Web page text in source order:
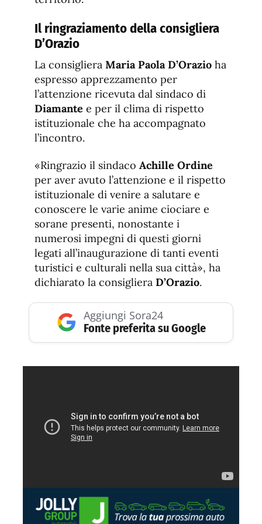
Il ringraziamento della consigliera
D’Orazio
La consigliera Maria Paola D’Orazio ha
espresso apprezzamento per
l’attenzione ricevuta dal sindaco di
Diamante e per il clima di rispetto
istituzionale che ha accompagnato
l’incontro.
«Ringrazio il sindaco Achille Ordine
per aver avuto l’attenzione e il rispetto
istituzionale di venire a salutare e
conoscere le varie anime ciociare e
sorane presenti, nonostante i
numerosi impegni di questi giorni
legati all’inaugurazione di tanti eventi
turistici e culturali nella sua città», ha
dichiarato la consigliera D’Orazio.
Aggiungi Sora24
Fonte preferita su Google